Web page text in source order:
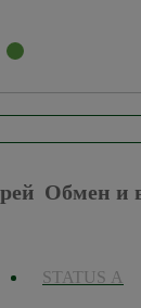
Обмен и
STATUS А